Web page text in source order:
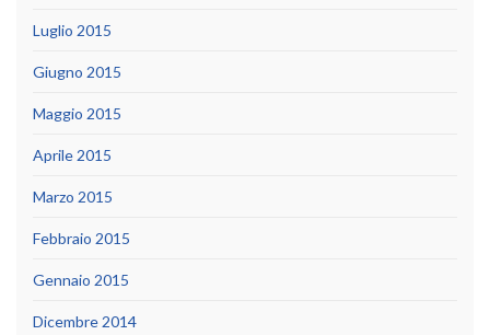
Luglio 2015
Giugno 2015
Maggio 2015
Aprile 2015
Marzo 2015
Febbraio 2015
Gennaio 2015
Dicembre 2014